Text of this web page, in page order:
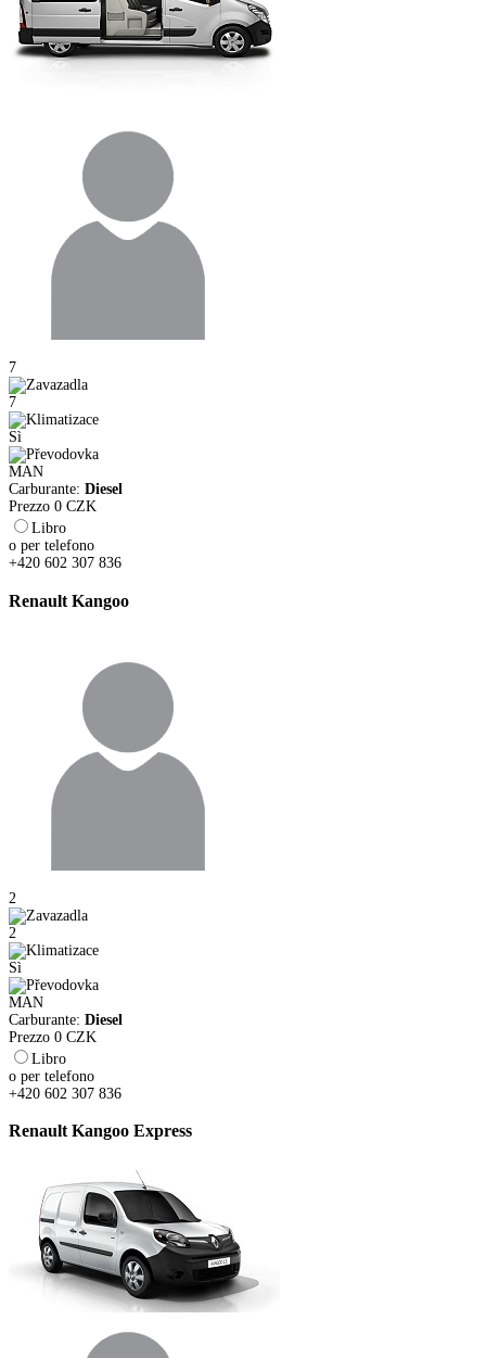
7
7
Sì
MAN
Carburante: Diesel
Prezzo 0 CZK
Libro
o per telefono
+420 602 307 836
Renault Kangoo
2
2
Sì
MAN
Carburante: Diesel
Prezzo 0 CZK
Libro
o per telefono
+420 602 307 836
Renault Kangoo Express